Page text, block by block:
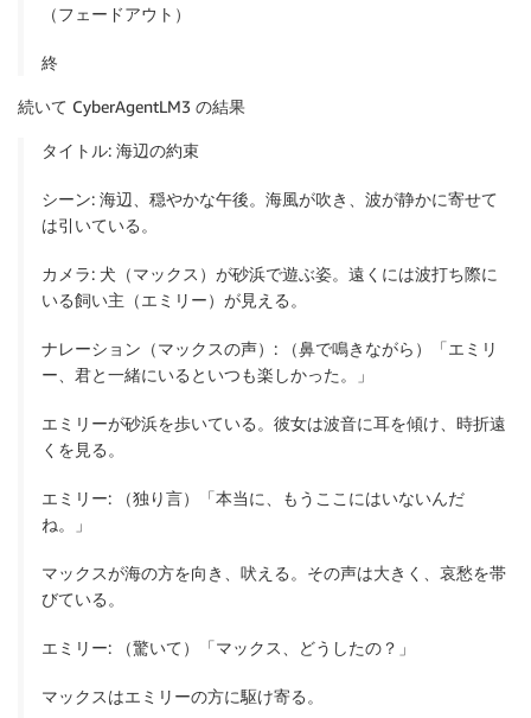
（フェードアウト）
終
続いて CyberAgentLM3 の結果
タイトル: 海辺の約束
シーン: 海辺、穏やかな午後。海風が吹き、波が静かに寄せて
は引いている。
カメラ: 犬（マックス）が砂浜で遊ぶ姿。遠くには波打ち際に
いる飼い主（エミリー）が見える。
ナレーション（マックスの声）: （鼻で鳴きながら）「エミリ
ー、君と一緒にいるといつも楽しかった。」
エミリーが砂浜を歩いている。彼女は波音に耳を傾け、時折遠
くを見る。
エミリー: （独り言）「本当に、もうここにはいないんだ
ね。」
マックスが海の方を向き、吠える。その声は大きく、哀愁を帯
びている。
エミリー: （驚いて）「マックス、どうしたの？」
マックスはエミリーの方に駆け寄る。